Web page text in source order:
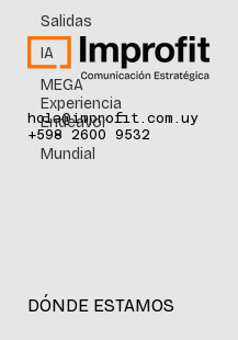
Salidas
IA
MEGA
Experiencia
Endeavor
Mundial
hola@improfit.com.uy
+598 2600 9532
DÓNDE ESTAMOS